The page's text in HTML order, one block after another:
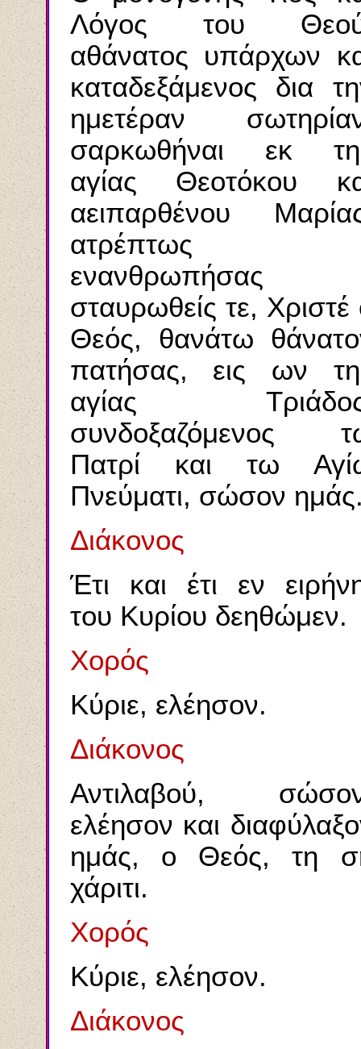
Λόγος του
αθάνατος υπάρχων
καταδεξάμενος δια
ημετέραν
σαρκωθήναι εκ
αγίας Θεοτόκου
αειπαρθένου
ατρέπτως
ενανθρωπήσας
σταυρωθείς τε, Χριστέ
Θεός, θανάτω
πατήσας, εις ων
αγίας
συνδοξαζόμενος
Πατρί και τω
Πνεύματι, σώσον
Διάκονος
Έτι και έτι εν
του Κυρίου δεηθώμεν.
Χορός
Κύριε, ελέησον.
Διάκονος
Αντιλαβού,
ελέησον και
ημάς, ο Θεός, τη
χάριτι.
Χορός
Κύριε, ελέησον.
Διάκονος